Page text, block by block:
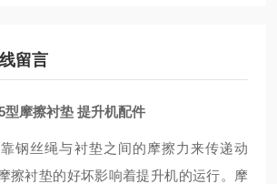
留言
型摩擦衬垫 提升机配件
钢丝绳与衬垫之间的摩擦力来传递动
擦衬垫的好坏影响着提升机的运行。摩